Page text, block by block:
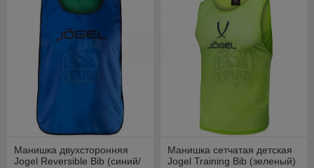
Манишка двухсторонняя
Jogel Reversible Bib (синий/
Манишка сетчатая детская
Jogel Training Bib (зеленый)